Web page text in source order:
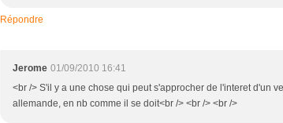
Répondre
Jerome 01/09/2010 16:41
<br /> S'il y a une chose qui peut s'approcher de l'interet d'un
allemande, en nb comme il se doit<br /> <br /> <br />